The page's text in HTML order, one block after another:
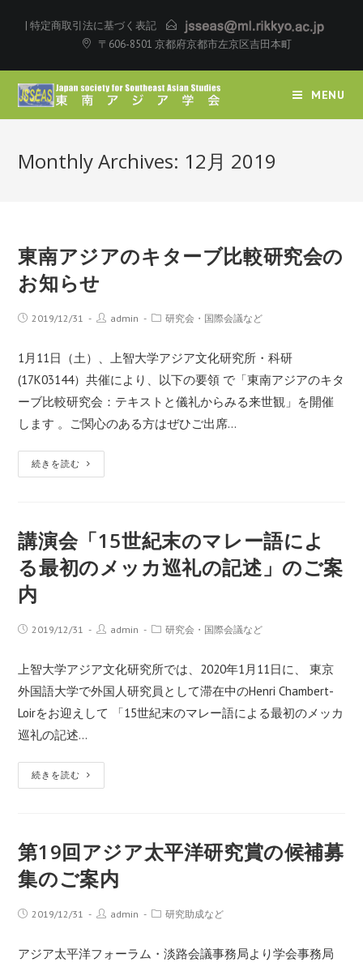
| 特定商取引法に基づく表記
〒606-8501 京都府京都市左京区吉田本町
MENU
Monthly Archives: 12月 2019
東南アジアのキターブ比較研究会の
お知らせ
2019/12/31 admin 研究会・国際会議など
1月11日（土）、上智大学アジア文化研究所・科研
(17K03144）共催により、以下の要領 で「東南アジアのキタ
ーブ比較研究会：テキストと儀礼からみる来世観」を開催
します 。ご関心のある方はぜひご出席…
続きを読む
講演会「15世紀末のマレー語によ
る最初のメッカ巡礼の記述」のご案
内
2019/12/31 admin 研究会・国際会議など
上智大学アジア文化研究所では、2020年1月11日に、 東京
外国語大学で外国人研究員として滞在中のHenri Chambert-
Loirをお迎えして 「15世紀末のマレー語による最初のメッカ
巡礼の記述…
続きを読む
第19回アジア太平洋研究賞の候補募
集のご案内
2019/12/31 admin 研究助成など
アジア太平洋フォーラム・淡路会議事務局より学会事務局